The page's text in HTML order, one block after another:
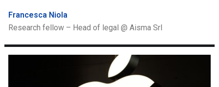
Francesca Niola
Research fellow – Head of legal @ Aisma Srl